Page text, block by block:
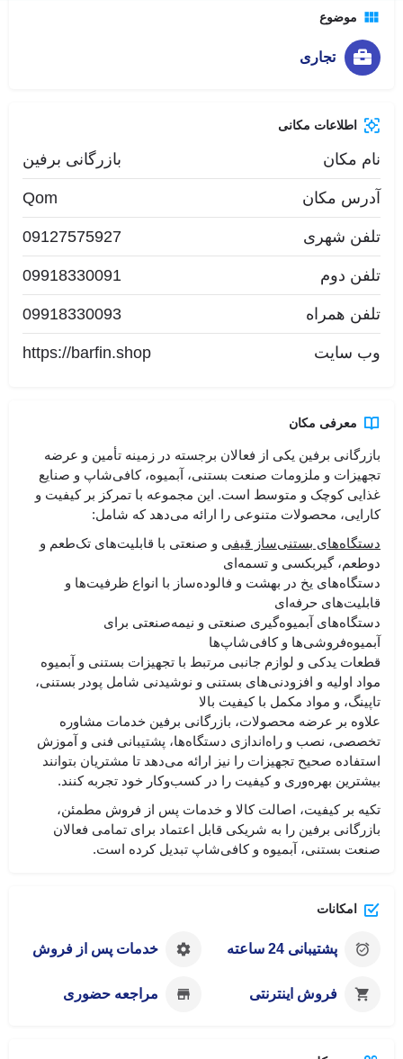
موضوع
تجاری
اطلاعات مکانی
نام مکان بازرگانی برفین
آدرس مکان Qom
تلفن شهری 09127575927
تلفن دوم 09918330091
تلفن همراه 09918330093
وب سایت https://barfin.shop
معرفی مکان
بازرگانی برفین یکی از فعالان برجسته در زمینه تأمین و عرضه
تجهیزات و ملزومات صنعت بستنی، آبمیوه، کافی‌شاپ و صنایع
غذایی کوچک و متوسط است. این مجموعه با تمرکز بر کیفیت و
کارایی، محصولات متنوعی را ارائه می‌دهد که شامل:
دستگاه‌های بستنی‌ساز قیفی و صنعتی با قابلیت‌های تک‌طعم و
دوطعم، گیربکسی و تسمه‌ای
دستگاه‌های یخ در بهشت و فالوده‌ساز با انواع ظرفیت‌ها و
قابلیت‌های حرفه‌ای
دستگاه‌های آبمیوه‌گیری صنعتی و نیمه‌صنعتی برای
آبمیوه‌فروشی‌ها و کافی‌شاپ‌ها
قطعات یدکی و لوازم جانبی مرتبط با تجهیزات بستنی و آبمیوه
مواد اولیه و افزودنی‌های بستنی و نوشیدنی شامل پودر بستنی،
تاپینگ، و مواد مکمل با کیفیت بالا
علاوه بر عرضه محصولات، بازرگانی برفین خدمات مشاوره
تخصصی، نصب و راه‌اندازی دستگاه‌ها، پشتیبانی فنی و آموزش
استفاده صحیح تجهیزات را نیز ارائه می‌دهد تا مشتریان بتوانند
بیشترین بهره‌وری و کیفیت را در کسب‌وکار خود تجربه کنند.
تکیه بر کیفیت، اصالت کالا و خدمات پس از فروش مطمئن،
بازرگانی برفین را به شریکی قابل اعتماد برای تمامی فعالان
صنعت بستنی، آبمیوه و کافی‌شاپ تبدیل کرده است.
امکانات
پشتیبانی 24 ساعته خدمات پس از فروش
فروش اینترنتی مراجعه حضوری